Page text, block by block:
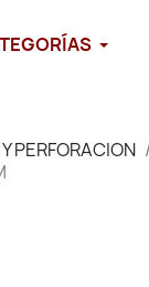
PERFORACION